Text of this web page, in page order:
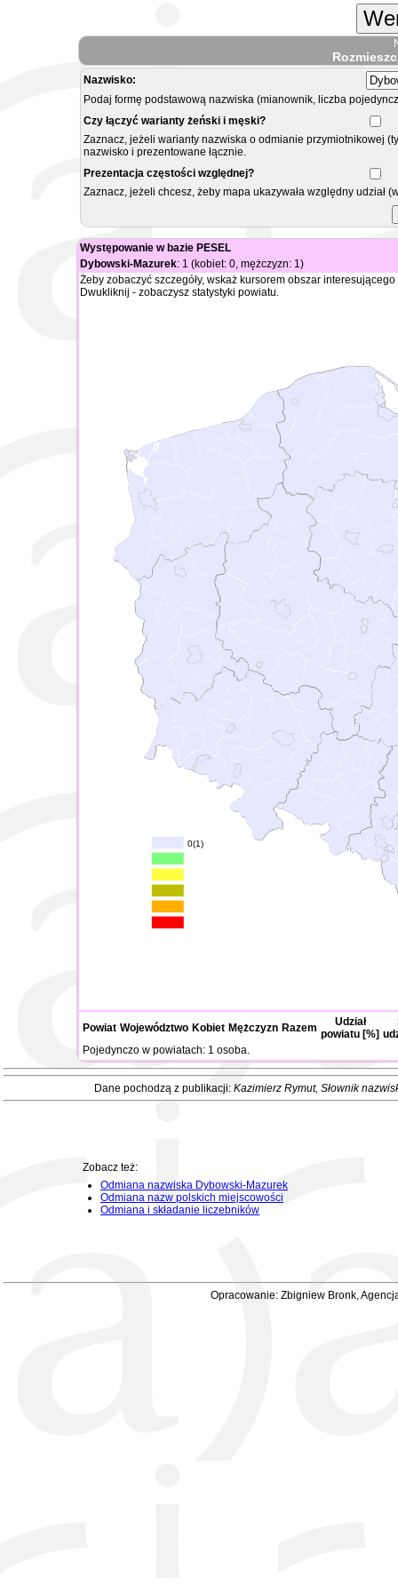
Nazwisko:
Podaj formę podstawową nazwiska (mianownik, liczba
Czy łączyć warianty żeński i męski?
Zaznacz, jeżeli warianty nazwiska o odmianie przymiotnikowej
nazwisko i prezentowane łącznie.
Prezentacja częstości względnej?
Zaznacz, jeżeli chcesz, żeby mapa ukazywała względny
Występowanie w bazie PESEL
Dybowski-Mazurek: 1 (kobiet: 0, mężczyzn: 1)
Żeby zobaczyć szczegóły, wskaż kursorem obszar
Dwukliknij - zobaczysz statystyki powiatu.
0(1)
Powiat Województwo Kobiet Mężczyzn Razem
Udział
powiatu [%]
Pojedynczo w powiatach: 1 osoba.
Dane pochodzą z publikacji: Kazimierz Rymut, Słownik
Zobacz też:
Odmiana nazwiska Dybowski-Mazurek
Odmiana nazw polskich miejscowości
Odmiana i składanie liczebników
Opracowanie: Zbigniew Bronk,